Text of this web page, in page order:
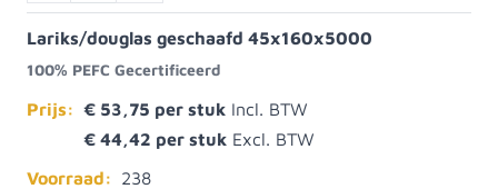
Lariks/douglas geschaafd 45x160x5000
100% PEFC Gecertificeerd
Prijs: € 53,75
€ 44,42
Voorraad:
238